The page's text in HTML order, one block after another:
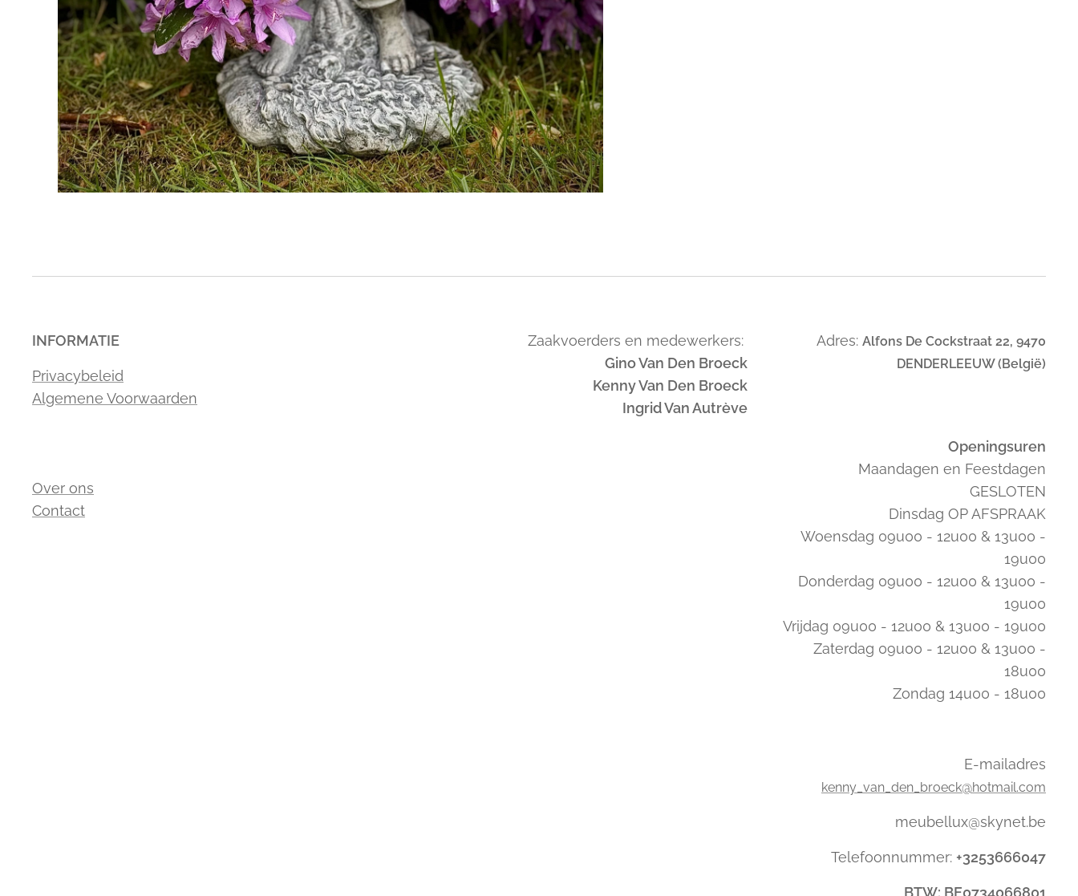
INFORMATIE
Privacybeleid
Algemene Voorwaarden
Over ons
Contact
Zaakvoerders en medewerkers:
Gino Van Den Broeck
Kenny Van Den Broeck
Ingrid Van Autrève
Adres: Alfons De Cockstraat 22, 9470
DENDERLEEUW (België)
Openingsuren
Maandagen en Feestdagen
GESLOTEN
Dinsdag OP AFSPRAAK
Woensdag 09u00 - 12u00 & 13u00 -
19u00
Donderdag 09u00 - 12u00 & 13u00 -
19u00
Vrijdag 09u00 - 12u00 & 13u00 - 19u00
Zaterdag 09u00 - 12u00 & 13u00 -
18u00
Zondag 14u00 - 18u00
E-mailadres
kenny_van_den_broeck@hotmail.com
meubellux@skynet.be
Telefoonnummer: +3253666047
BTW: BE0734066801